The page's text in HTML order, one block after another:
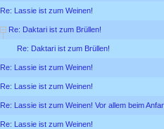
Re: Lassie ist zum Weinen!
Re: Daktari ist zum Brüllen!
Re: Daktari ist zum Brüllen!
Re: Lassie ist zum Weinen!
Re: Lassie ist zum Weinen!
Re: Lassie ist zum Weinen! Vor allem beim
Re: Lassie ist zum Weinen!